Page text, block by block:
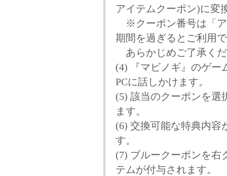
アイテムクーポン)に変
※クーポン番号は「ア
期間を過ぎるとご利用
あらかじめご了承く
(4) 『マビノギ』のゲー
PCに話しかけます。
(5) 該当のクーポンを選
ます。
(6) 交換可能な特典内容
す。
(7) ブルークーポンを右
テムが付与されます。